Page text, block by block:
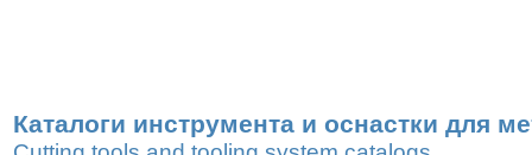
Каталоги инструмента и оснастки для